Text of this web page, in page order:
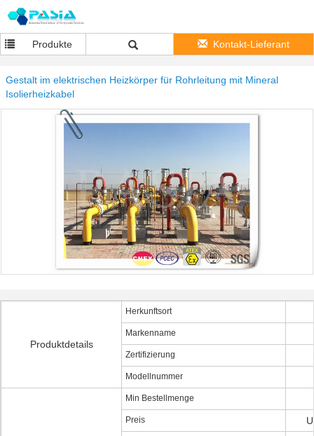
Produkte Kontakt-Lieferant
Gestalt im elektrischen Heizkörper für Rohrleitung mit Mineral
Isolierheizkabel
Produktdetails
Herkunftsort
Markenname
Zertifizierung
Modellnummer
Min Bestellmenge
Preis